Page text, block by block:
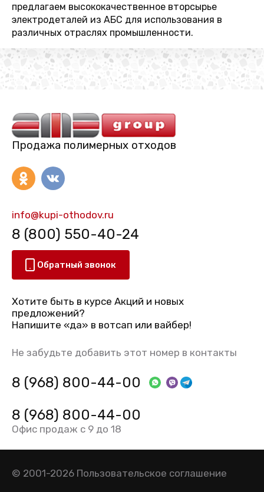
предлагаем высококачественное вторсырье
электродеталей из АБС для использования в
различных отраслях промышленности.
Продажа полимерных отходов
info@kupi-othodov.ru
8 (800) 550-40-24
Обратный звонок
Хотите быть в курсе Акций и новых
предложений?
Напишите «да» в вотсап или вайбер!
Не забудьте добавить этот номер в контакты
8 (968) 800-44-00
8 (968) 800-44-00
Офис продаж с 9 до 18
© 2001-2026 Пользовательское соглашение